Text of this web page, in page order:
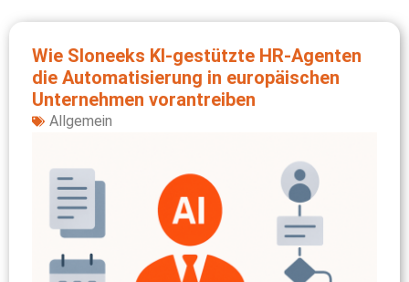
Wie Sloneeks KI‑gestützte HR‑Agenten
die Automatisierung in europäischen
Unternehmen vorantreiben
Allgemein